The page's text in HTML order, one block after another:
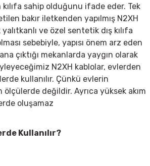
sahip olduğunu ifade eder. Tek
bakır iletkenden yapılmış N2XH
ve özel sentetik dış kılıfa
sebebiyle, yapısı önem arz eden
çıktığı mekanlarda yaygın olarak
N2XH kablolar, evlerden
kullanılır. Çünkü evlerin
değildir. Ayrıca yüksek akım
oluşamaz
Kullanılır?